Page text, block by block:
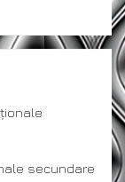
secundare